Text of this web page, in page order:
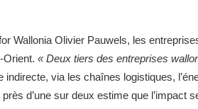
Wallonia Olivier Pauwels, les
Orient. « Deux tiers des entreprises
indirecte, via les chaînes logistiques,
d’une sur deux estime que l’impact